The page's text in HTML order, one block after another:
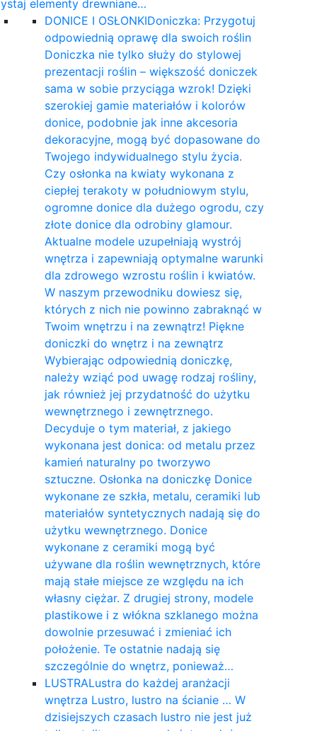
elementy drewniane…
DONICE I OSŁONKIDoniczka: Przygotuj
odpowiednią oprawę dla swoich roślin
Doniczka nie tylko służy do stylowej
prezentacji roślin – większość doniczek
sama w sobie przyciąga wzrok! Dzięki
szerokiej gamie materiałów i kolorów
donice, podobnie jak inne akcesoria
dekoracyjne, mogą być dopasowane do
Twojego indywidualnego stylu życia.
Czy osłonka na kwiaty wykonana z
ciepłej terakoty w południowym stylu,
ogromne donice dla dużego ogrodu, czy
złote donice dla odrobiny glamour.
Aktualne modele uzupełniają wystrój
wnętrza i zapewniają optymalne warunki
dla zdrowego wzrostu roślin i kwiatów.
W naszym przewodniku dowiesz się,
których z nich nie powinno zabraknąć w
Twoim wnętrzu i na zewnątrz! Piękne
doniczki do wnętrz i na zewnątrz
Wybierając odpowiednią doniczkę,
należy wziąć pod uwagę rodzaj rośliny,
jak również jej przydatność do użytku
wewnętrznego i zewnętrznego.
Decyduje o tym materiał, z jakiego
wykonana jest donica: od metalu przez
kamień naturalny po tworzywo
sztuczne. Osłonka na doniczkę Donice
wykonane ze szkła, metalu, ceramiki lub
materiałów syntetycznych nadają się do
użytku wewnętrznego. Donice
wykonane z ceramiki mogą być
używane dla roślin wewnętrznych, które
mają stałe miejsce ze względu na ich
własny ciężar. Z drugiej strony, modele
plastikowe i z włókna szklanego można
dowolnie przesuwać i zmieniać ich
położenie. Te ostatnie nadają się
szczególnie do wnętrz, ponieważ…
LUSTRALustra do każdej aranżacji
wnętrza Lustro, lustro na ścianie … W
dzisiejszych czasach lustro nie jest już